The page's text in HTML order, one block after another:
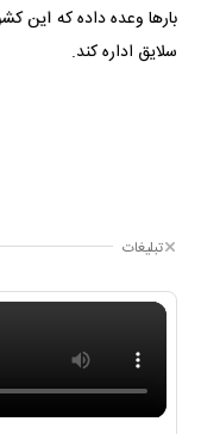
بارها وعده داده که این
سلایق اداره کند.
تبلیغات